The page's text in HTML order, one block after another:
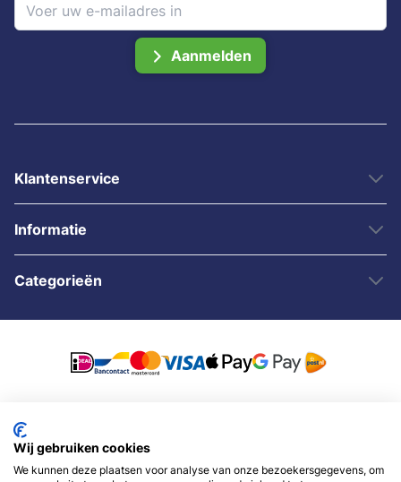
Aanmelden
Klantenservice
Informatie
Categorieën
Wij gebruiken cookies
We kunnen deze plaatsen voor analyse van onze bezoekersgegevens, om